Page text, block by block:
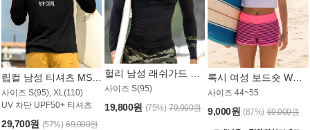
사이즈 S(95), XL(110)
UV 차단 UPF50+ 티셔츠
29,700원 (57%) 69,000원
사이즈 S(95)
19,800원 (75%) 79,000원
사이즈 44~55
9,000원 (87%) 69,000원